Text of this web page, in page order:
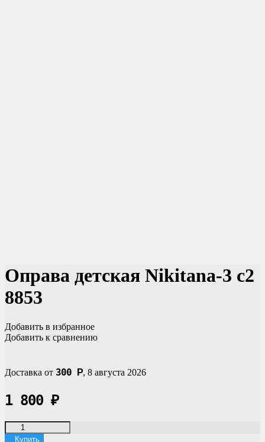
Оправа детская Nikitana-3 c2
8853
Добавить в избранное
Добавить к сравнению
Доставка от 300 Р, 8 августа 2026
1 800 ₽
Купить